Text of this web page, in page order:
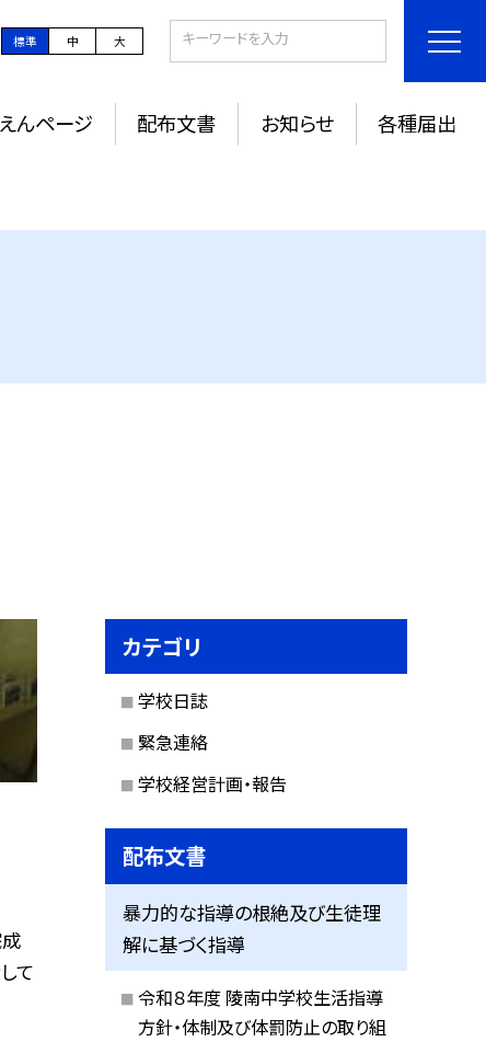
標準 中 大
んページ 配布文書 お知らせ 各種届出
て
カテゴリ
学校日誌
緊急連絡
学校経営計画・報告
配布文書
暴力的な指導の根絶及び生徒理
解に基づく指導
令和８年度 陵南中学校生活指導
方針・体制及び体罰防止の取り組